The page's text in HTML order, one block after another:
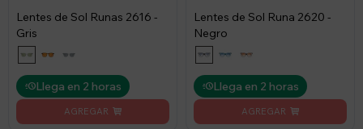
Lentes de Sol Runas 2616 -
Gris
Llega en 2 horas
Lentes de Sol Runa 2620 -
Negro
Llega en 2 horas